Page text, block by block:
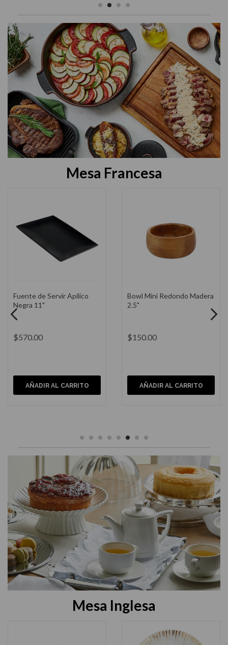
Mesa Francesa
Tabla Rectangular Para
Cortar
$1,700.00
AÑADIR AL CARRITO
Ilko Cuchillo Chef Basic
$400.00
AÑADIR AL CARRITO
Mesa Inglesa